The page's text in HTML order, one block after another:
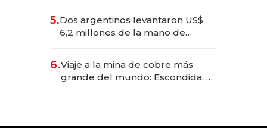
para convertirse en experiencias
transformadoras
5.Dos argentinos levantaron US$
6,2 millones de la mano de
6.Viaje a la mina de cobre más
grande del mundo: Escondida, el